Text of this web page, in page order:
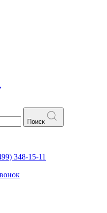
Поиск
348-15-11